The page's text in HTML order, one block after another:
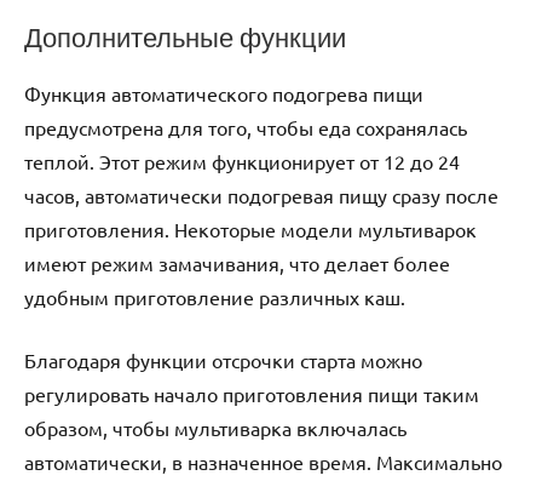
Дополнительные функции
Функция автоматического подогрева пищи
предусмотрена для того, чтобы еда сохранялась
теплой. Этот режим функционирует от 12 до 24
часов, автоматически подогревая пищу сразу после
приготовления. Некоторые модели мультиварок
имеют режим замачивания, что делает более
удобным приготовление различных каш.
Благодаря функции отсрочки старта можно
регулировать начало приготовления пищи таким
образом, чтобы мультиварка включалась
автоматически, в назначенное время. Максимально